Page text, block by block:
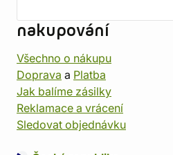
nakupování
Všechno o nákupu
Doprava a Platba
Jak balíme zásilky
Reklamace a vrácení
Sledovat objednávku